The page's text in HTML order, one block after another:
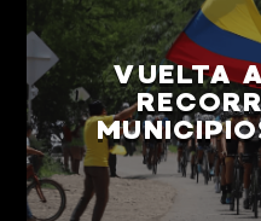
VUELTA